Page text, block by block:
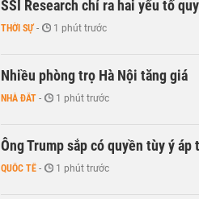
SSI Research chỉ ra hai yếu tố
THỜI SỰ - 1 phút trước
Nhiều phòng trọ Hà Nội tăng giá
NHÀ ĐẤT - 1 phút trước
Ông Trump sắp có quyền tùy ý
QUỐC TẾ - 1 phút trước